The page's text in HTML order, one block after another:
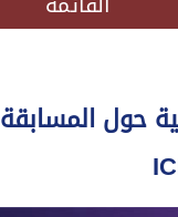
حول المسابقة